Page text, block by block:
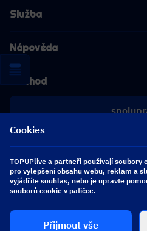
Služba
Nápověda
Obchod
[email protected]
Sledujte nás
Cookies
TOPUPlive a partneři používají
pro vylepšení obsahu webu, reklam a
vyjádříte souhlas, nebo je upravte
souborů cookie v patičce.
Přijmout vše